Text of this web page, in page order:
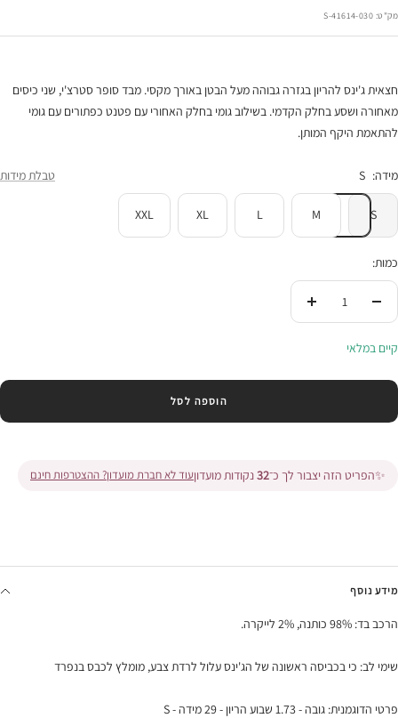
בהנחה
מק"ט: 41614-030-S
חצאית ג'ינס להריון בגזרה גבוהה מעל הבטן באורך מקסי. מבד סופר סטרצ'י, שני כיסים
מאחורה ושסע בחלק הקדמי. בשילוב גומי בחלק האחורי עם פטנט כפתורים עם גומי
להתאמת היקף המותן.
מידה: S טבלת מידות
S
M
L
XL
XXL
כמות:
העלי
קיים במלאי
הוספה לסל
✨הפריט הזה יצבור לך כ־32נקודות מועדוןעוד לא חברת מועדון? ההצטרפות חינם
מידע נוסף
הרכב בד: 98% כותנה, 2% לייקרה.
שימי לב: כי בכביסה ראשונה של הג'ינס עלול לרדת צבע, מומלץ לכבס בנפרד
פרטי הדוגמנית: גובה - 1.73 שבוע הריון - 29 מידה - S